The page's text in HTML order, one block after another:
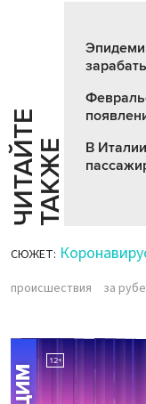
Ч
И
Т
АЙ
Т
Е
Т
А
К
ЖЕ
В
СЮЖЕТ:
происшествия за